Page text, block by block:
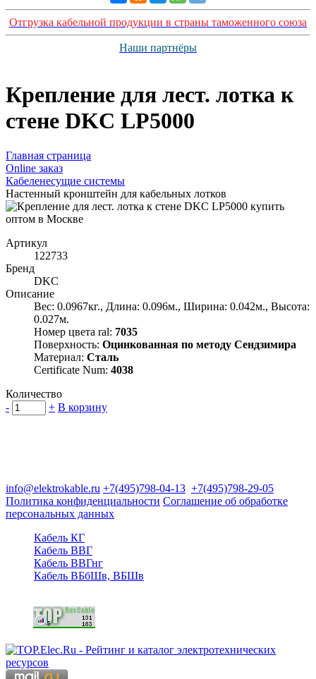
Отгрузка кабельной продукции в страны таможенного союза
Наши партнёры
Крепление для лест. лотка к
стене DKC LP5000
Главная страница
Оnline заказ
Кабеленесущие системы
Настенный кронштейн для кабельных лотков
Артикул
122733
Бренд
DKC
Описание
Вес: 0.0967кг., Длина: 0.096м., Ширина: 0.042м., Высота:
0.027м.
Номер цвета ral: 7035
Поверхность: Оцинкованная по методу Сендзимира
Материал: Сталь
Certificate Num: 4038
Количество
-
+ В корзину
info@elektrokable.ru +7(495)798-04-13 +7(495)798-29-05
Политика конфиденциальности Соглашение об обработке
персональных данных
Кабель КГ
Кабель ВВГ
Кабель ВВГнг
Кабель ВБбШв, ВБШв